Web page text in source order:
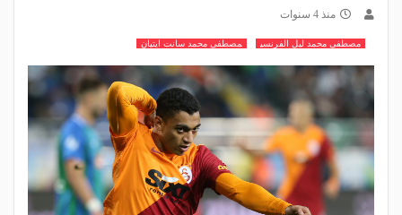
منذ 4 سنوات
مصطفى محمد ليل الفرنسي مصطفى محمد سانت ايتيان